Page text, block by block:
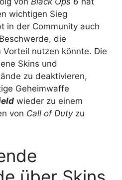
wichtigen Sieg
in der Community auch
die
Vorteil nutzen könnte. Die
Skins und
zu deaktivieren,
Geheimwaffe
wieder zu einem
von Call of Dutyzu